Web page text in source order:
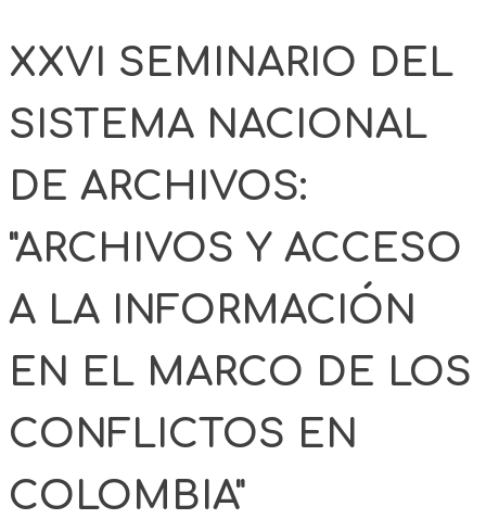
XXVI SEMINARIO DEL
SISTEMA NACIONAL
DE ARCHIVOS:
"ARCHIVOS Y ACCESO
A LA INFORMACIÓN
EN EL MARCO DE LOS
CONFLICTOS EN
COLOMBIA"